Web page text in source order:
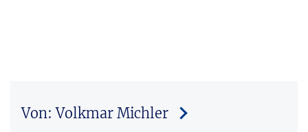
Von: Volkmar Michler